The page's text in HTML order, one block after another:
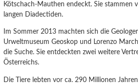
Kötschach-Mauthen endeckt. Sie stammen
langen Diadectiden.
Im Sommer 2013 machten sich die
Urweltmuseum Geoskop und Lorenzo
die Suche. Sie entdeckten zwei weitere
Österreichs.
Die Tiere lebten vor ca. 290 Millionen